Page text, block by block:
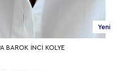
Yeni
BAROK İNCİ KOLYE